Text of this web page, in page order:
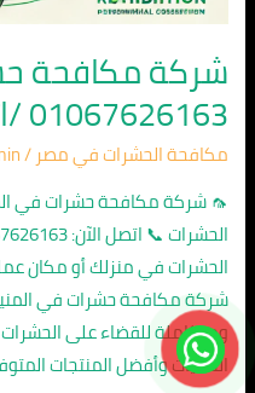
شركة مكافحة
01067626163 /اتصل الان
مكافحة الحشرات في مصر /
🦟 شركة مكافحة حشرات في
الحشرات في منزلك أو مكان
شركة مكافحة حشرات في
ومتكاملة للقضاء على
التقنيات وأفضل المنتجات